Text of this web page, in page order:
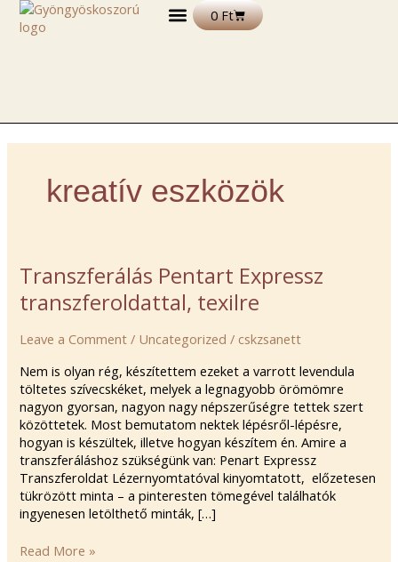
Skip
0FtKosár
kreatív eszközök
Transzferálás Pentart Expressz
transzferoldattal, texilre
Leave a Comment / Uncategorized / cskzsanett
Nem is olyan rég, készítettem ezeket a varrott levendula
töltetes szívecskéket, melyek a legnagyobb örömömre
nagyon gyorsan, nagyon nagy népszerűségre tettek szert
közöttetek. Most bemutatom nektek lépésről-lépésre,
hogyan is készültek, illetve hogyan készítem én. Amire a
transzferáláshoz szükségünk van: Penart Expressz
Transzferoldat Lézernyomtatóval kinyomtatott, előzetesen
tükrözött minta – a pinteresten tömegével találhatók
ingyenesen letölthető minták, […]
Transzferálás
Pentart
Expressz
texilre
Read More »